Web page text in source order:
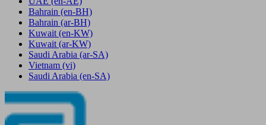
Bahrain (en-BH)
Bahrain (ar-BH)
Kuwait (en-KW)
Kuwait (ar-KW)
Saudi Arabia (ar-SA)
Vietnam (vi)
Saudi Arabia (en-SA)